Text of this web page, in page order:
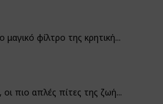
μαγικό φίλτρο της κρητική...
οι πιο απλές πίτες της ζωή...